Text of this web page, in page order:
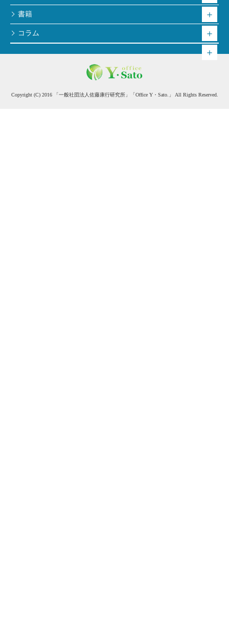
書籍
コラム
Copyright (C) 2016 「一般社団法人佐藤康行研究所」「Office Y・Sato.」 All Rights Reserved.